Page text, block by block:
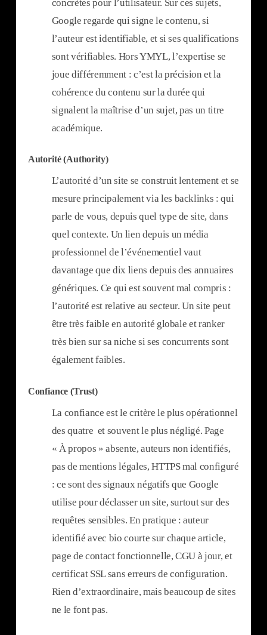
concrètes pour l’utilisateur. Sur ces sujets,
Google regarde qui signe le contenu, si
l’auteur est identifiable, et si ses qualifications
sont vérifiables. Hors YMYL, l’expertise se
joue différemment : c’est la précision et la
cohérence du contenu sur la durée qui
signalent la maîtrise d’un sujet, pas un titre
académique.
Autorité (Authority)
L’autorité d’un site se construit lentement et se
mesure principalement via les backlinks : qui
parle de vous, depuis quel type de site, dans
quel contexte. Un lien depuis un média
professionnel de l’événementiel vaut
davantage que dix liens depuis des annuaires
génériques. Ce qui est souvent mal compris :
l’autorité est relative au secteur. Un site peut
être très faible en autorité globale et ranker
très bien sur sa niche si ses concurrents sont
également faibles.
Confiance (Trust)
La confiance est le critère le plus opérationnel
des quatre et souvent le plus négligé. Page
« À propos » absente, auteurs non identifiés,
pas de mentions légales, HTTPS mal configuré
: ce sont des signaux négatifs que Google
utilise pour déclasser un site, surtout sur des
requêtes sensibles. En pratique : auteur
identifié avec bio courte sur chaque article,
page de contact fonctionnelle, CGU à jour, et
certificat SSL sans erreurs de configuration.
Rien d’extraordinaire, mais beaucoup de sites
ne le font pas.